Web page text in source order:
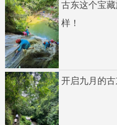
古东这个宝
样！
开启九月的古